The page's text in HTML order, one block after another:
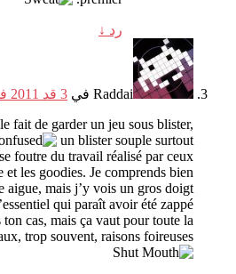
رد ↓
Raddai في 3 قد 2011 في 21 ح 38 لي
fait de garder un jeu sous blister,
un blister souple surtout
foutre du travail réalisé par ceux
et les goodies. Je comprends bien
aigue, mais j’y vois un gros doigt
qui paraît avoir été zappé
ton cas, mais ça vaut pour toute la
, trop souvent, raisons foireuses